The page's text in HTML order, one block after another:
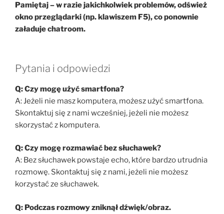
Pamiętaj – w razie jakichkolwiek problemów, odśwież
okno przeglądarki (np. klawiszem F5), co ponownie
załaduje chatroom.
Pytania i odpowiedzi
Q: Czy mogę użyć smartfona?
A: Jeżeli nie masz komputera, możesz użyć smartfona.
Skontaktuj się z nami wcześniej, jeżeli nie możesz
skorzystać z komputera.
Q: Czy mogę rozmawiać bez słuchawek?
A: Bez słuchawek powstaje echo, które bardzo utrudnia
rozmowę. Skontaktuj się z nami, jeżeli nie możesz
korzystać ze słuchawek.
Q: Podczas rozmowy zniknął dźwięk/obraz.